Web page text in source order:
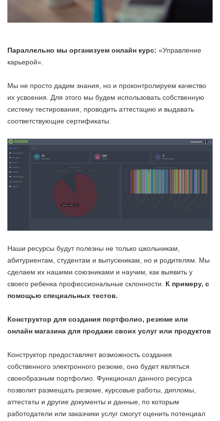
Параллельно мы организуем онлайн курс: «Управление
карьерой».
Мы не просто дадим знания, но и проконтролируем качество
их усвоения. Для этого мы будем использовать собственную
систему тестирования, проводить аттестацию и выдавать
соответствующие сертификаты.
Наши ресурсы будут полезны не только школьникам,
абитуриентам, студентам и выпускникам, но и родителям. Мы
сделаем их нашими союзниками и научим, как выявить у
своего ребенка профессиональные склонности. К примеру, с
помощью специальных тестов.
Конструктор для создания портфолио, резюме или
онлайн магазина для продажи своих услуг или продуктов
Конструктор предоставляет возможность создания
собственного электронного резюме, оно будет являться
своеобразным портфолио. Функционал данного ресурса
позволит размещать резюме, курсовые работы, дипломы,
аттестаты и другие документы и данные, по которым
работодатели или заказчики услуг смогут оценить потенциал